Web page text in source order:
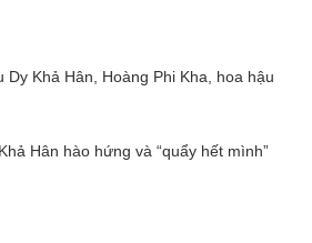
Khả Hân, Hoàng Phi Kha, hoa hậu
Hân hào hứng và “quẩy hết mình”